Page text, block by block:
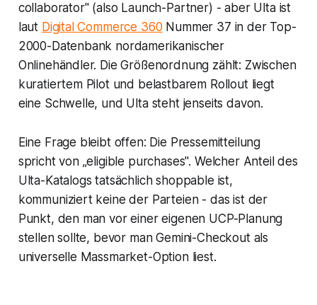
collaborator" (also Launch-Partner) - aber Ultaist
laut Digital Commerce 360 Nummer 37 in der Top-
2000-Datenbank nordamerikanischer
Onlinehändler. Die Größenordnung zählt: Zwischen
kuratiertem Pilot und belastbarem Rollout liegt
eine Schwelle, und Ultasteht jenseits davon.
Eine Frage bleibt offen: Die Pressemitteilung
spricht von „eligible purchases". Welcher Anteil des
Ulta-Katalogs tatsächlich shoppable ist,
kommuniziert keine der Parteien - das ist der
Punkt, den man vor einer eigenen UCP-Planung
stellen sollte, bevor man Gemini-Checkout als
universelle Massmarket-Option liest.